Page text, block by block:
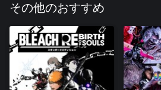
その他のおすすめ